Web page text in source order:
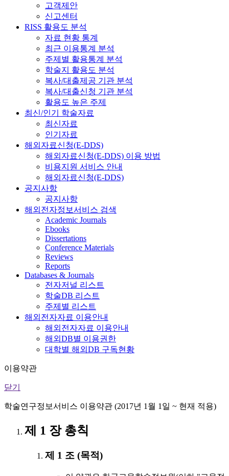
고객제안
신고센터
RISS 활용도 분석
자료 현황 통계
최근 이용통계 분석
주제별 활용통계 분석
학술지 활용도 분석
복사/대출제공 기관 분석
복사/대출신청 기관 분석
활용도 높은 주제
최신/인기 학술자료
최신자료
인기자료
해외자료신청(E-DDS)
해외자료신청(E-DDS) 이용 방법
비용지원 서비스 안내
해외자료신청(E-DDS)
공지사항
공지사항
해외전자정보서비스 검색
Academic Journals
Ebooks
Dissertations
Conference Materials
Reviews
Reports
Databases & Journals
전자저널 리스트
학술DB 리스트
주제별 리스트
해외전자자료 이용안내
해외전자자료 이용안내
해외DB별 이용권한
대학별 해외DB 구독현황
이용약관
닫기
학술연구정보서비스 이용약관 (2017년 1월 1일 ~ 현재 적용)
제 1 장 총칙
제 1 조 (목적)